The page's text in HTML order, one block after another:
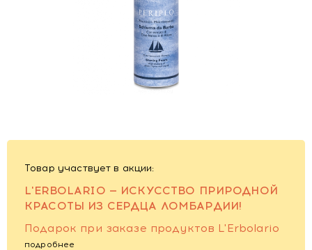
Товар участвует в акции:
L'ERBOLARIO — ИСКУССТВО ПРИРОДНОЙ
КРАСОТЫ ИЗ СЕРДЦА ЛОМБАРДИИ!
Подарок при заказе продуктов L'Erbolario
подробнее